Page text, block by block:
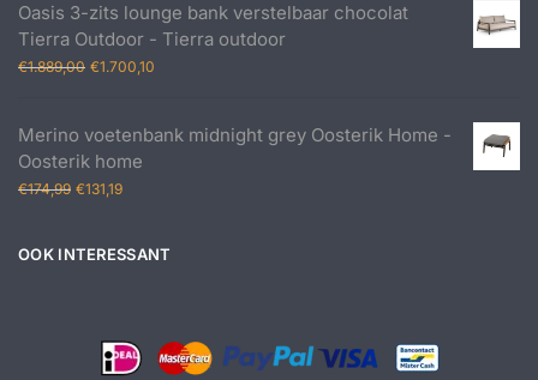
Oasis 3-zits lounge bank verstelbaar chocolat
Tierra Outdoor - Tierra outdoor
€1.889,00 Oorspronkelijke
€1.889,00.
€1.700,10
€1.700,10.
Merino voetenbank midnight grey Oosterik Home -
Oosterik home
€174,99 Oorspronkelijke
€174,99.
€131,19Huidige
€131,19.
OOK INTERESSANT